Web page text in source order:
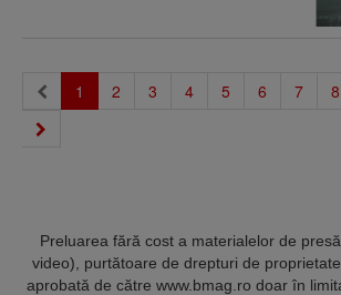
1 (current)
2 3 4 5 6 7 8
Preluarea fără cost a materialelor de
video), purtătoare de drepturi de
aprobată de către www.bmag.ro doar în